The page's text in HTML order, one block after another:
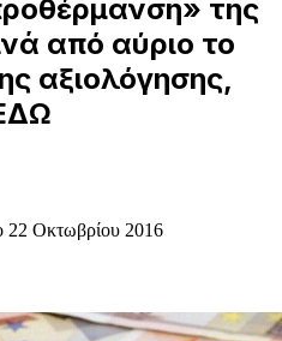
της
από αύριο το
αξιολόγησης,
22 Οκτωβρίου 2016